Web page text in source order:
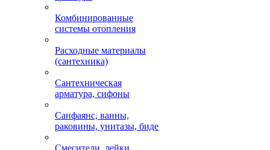
Комбинированные
системы отопления
Расходные материалы
(сантехника)
Сантехническая
арматура, сифоны
Санфаянс, ванны,
раковины, унитазы, биде
Смесители, лейки,